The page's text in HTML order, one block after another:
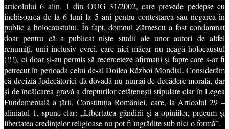
articolului 6 alin. 1 din OUG 31/2002, care prevede pedepse cu
închisoarea de la 6 luni la 5 ani pentru contestarea sau negarea în
public a holocaustului. În fapt, domnul Zărnescu a fost condamnat
doar pentru că a publicat niște studii ale unor autori de altfel
renumiți, unii inclusiv evrei, care nici măcar nu neagă holocaustul
(!!!), ci doar și-au permis să recerceteze afirmații și fapte care s-ar fi
petrecut în perioada celui de-al Doilea Război Mondial. Considerăm
că decizia Judecătoriei dă dovadă nu numai de decădere morală, dar
și de încălcarea gravă a drepturilor cetățenești stipulate clar în Legea
Fundamentală a țării, Constituția României, care, la Articolul 29 –
aliniatul 1, spune clar: „Libertatea gândirii și a opiniilor, precum și
libertatea credințelor religioase nu pot fi îngrădite sub nici o formă”.